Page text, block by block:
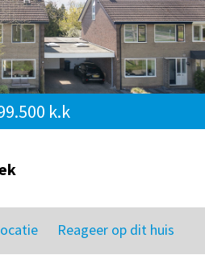
k.k
Reageer op dit huis